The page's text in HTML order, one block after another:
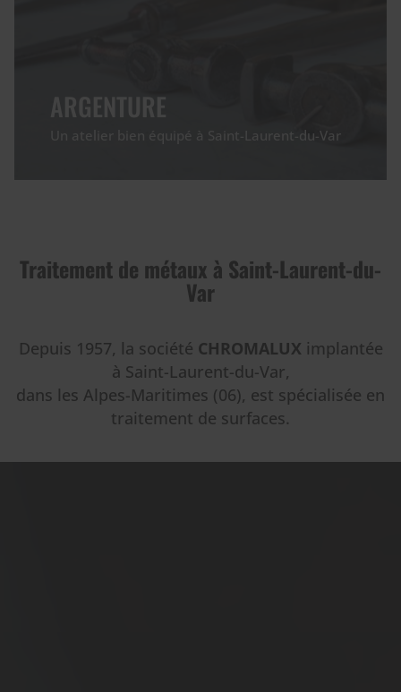
Traitement de métaux à Saint-Laurent-du-
Var
Depuis 1957, la société CHROMALUX implantée
à Saint-Laurent-du-Var,
dans les Alpes-Maritimes (06), est spécialisée en
traitement de surfaces.
ARGENTURE
Un atelier bien équipé à Saint-Laurent-du-Var